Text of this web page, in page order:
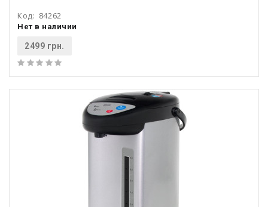
Код: 84262
Нет в наличии
2499 грн.